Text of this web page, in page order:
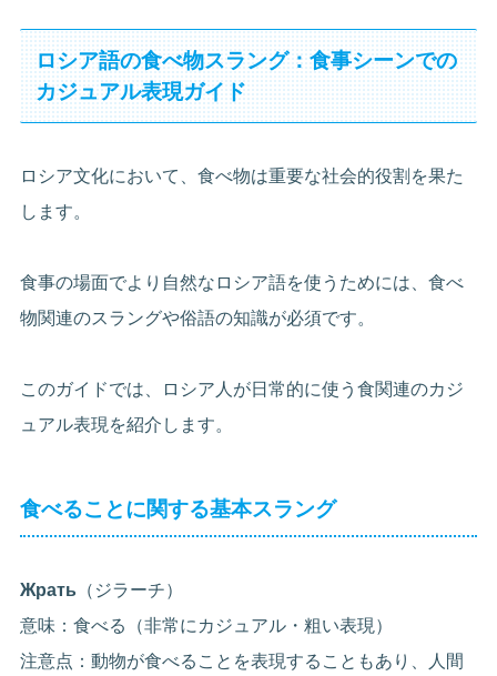
ロシア語の食べ物スラング：食事シーンでの
カジュアル表現ガイド
ロシア文化において、食べ物は重要な社会的役割を果た
します。
食事の場面でより自然なロシア語を使うためには、食べ
物関連のスラングや俗語の知識が必須です。
このガイドでは、ロシア人が日常的に使う食関連のカジ
ュアル表現を紹介します。
食べることに関する基本スラング
Жрать （ジラーチ）
意味：食べる（非常にカジュアル・粗い表現）
注意点：動物が食べることを表現することもあり、人間